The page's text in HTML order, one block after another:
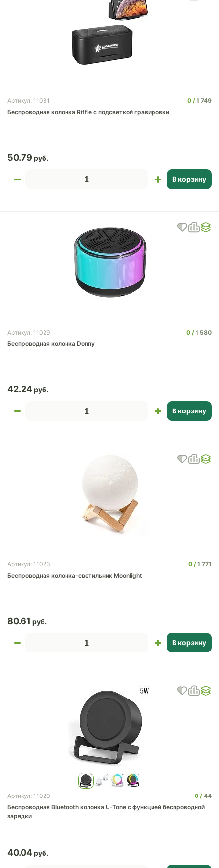
Артикул: 11031 0
1 749
Беспроводная колонка Riffle с подсветкой гравировки
50.79
В корзину
Артикул: 11029 0
1 580
Беспроводная колонка Donny
42.24
В корзину
Артикул: 11023 0
1 771
Беспроводная колонка-светильник Moonlight
80.61
В корзину
Артикул: 11020 0
44
Беспроводная Bluetooth колонка U-Tone c функцией беспроводной
зарядки
40.04